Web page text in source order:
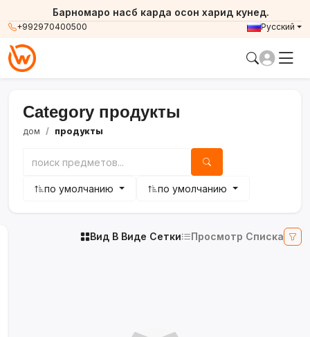
+992970400500
Барномаро насб карда осон харид кунед.
Русский
Category продукты
дом продукты
по умолчанию по умолчанию
Вид В Виде Сетки Просмотр Списка